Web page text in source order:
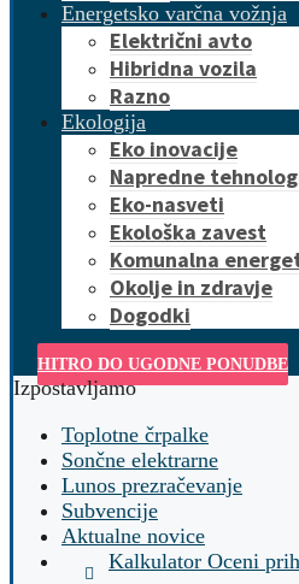
Energetsko varčna vožnja
Električni avto
Hibridna vozila
Razno
Ekologija
Eko inovacije
Napredne
Eko-nasveti
Ekološka zavest
Komunalna
Okolje in zdravje
Dogodki
HITRO DO UGODNE PONUDBE
Izpostavljamo
Toplotne črpalke
Sončne elektrarne
Lunos prezračevanje
Subvencije
Aktualne novice
Kalkulator Oceni